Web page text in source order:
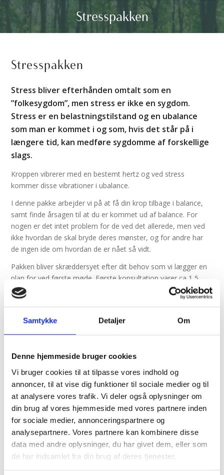
Samtykke Detaljer Om
Denne hjemmeside bruger cookies
Vi bruger cookies til at tilpasse vores indhold og
annoncer, til at vise dig funktioner til sociale medier og til
at analysere vores trafik. Vi deler også oplysninger om
din brug af vores hjemmeside med vores partnere inden
for sociale medier, annonceringspartnere og
analysepartnere. Vores partnere kan kombinere disse
data med andre oplysninger, du har givet dem, eller som
de har indsamlet fra din brug af deres tjenester.
Stress­pakken
Stress­pakken
Stress bliver efterhånden omtalt som en
”folkesygdom”, men stress er ikke en sygdom.
Stress er en belastningstilstand og en ubalance
som man er kommet i og som, hvis det står på i
længere tid, kan medføre sygdomme af forskellige
slags.
Kroppen vibrerer med en bestemt hertz og ved stress
kommer disse vibrationer i ubalance.
I denne pakke arbejder vi på at få din krop tilbage i balance,
samt finde årsagen til at du er kommet ud af balance. For
nogen er det intet problem for de ved det allerede, men ved
ikke hvordan de skal bryde deres mønster, og for andre har
de ingen ide om hvordan de er nået så vidt.
Pakken bliver skræddersyet efter dit behov som vi lægger en
plan for ved første møde. Første konsultation varer ca 1,5
time, derefter 1 time pr. gang.
Vi starter altid vores første møde med en Alfa test og udover
TFT/EFT
Meditationsteknikker
Massage
Hvor mange gange af hvad afhænger af dit behov og denne
plan lægger vi ved første møde. Pakken indeholder 6
konsultationer incl. første møde og koster 2.500 kr.